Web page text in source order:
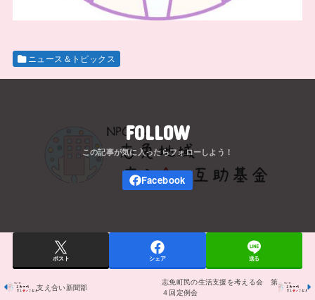
ニュース＆トピックス
FOLLOW
ポスト シェア 送る
支え合い新聞部
志免町民の生活支援を考える会 第
４回定例会